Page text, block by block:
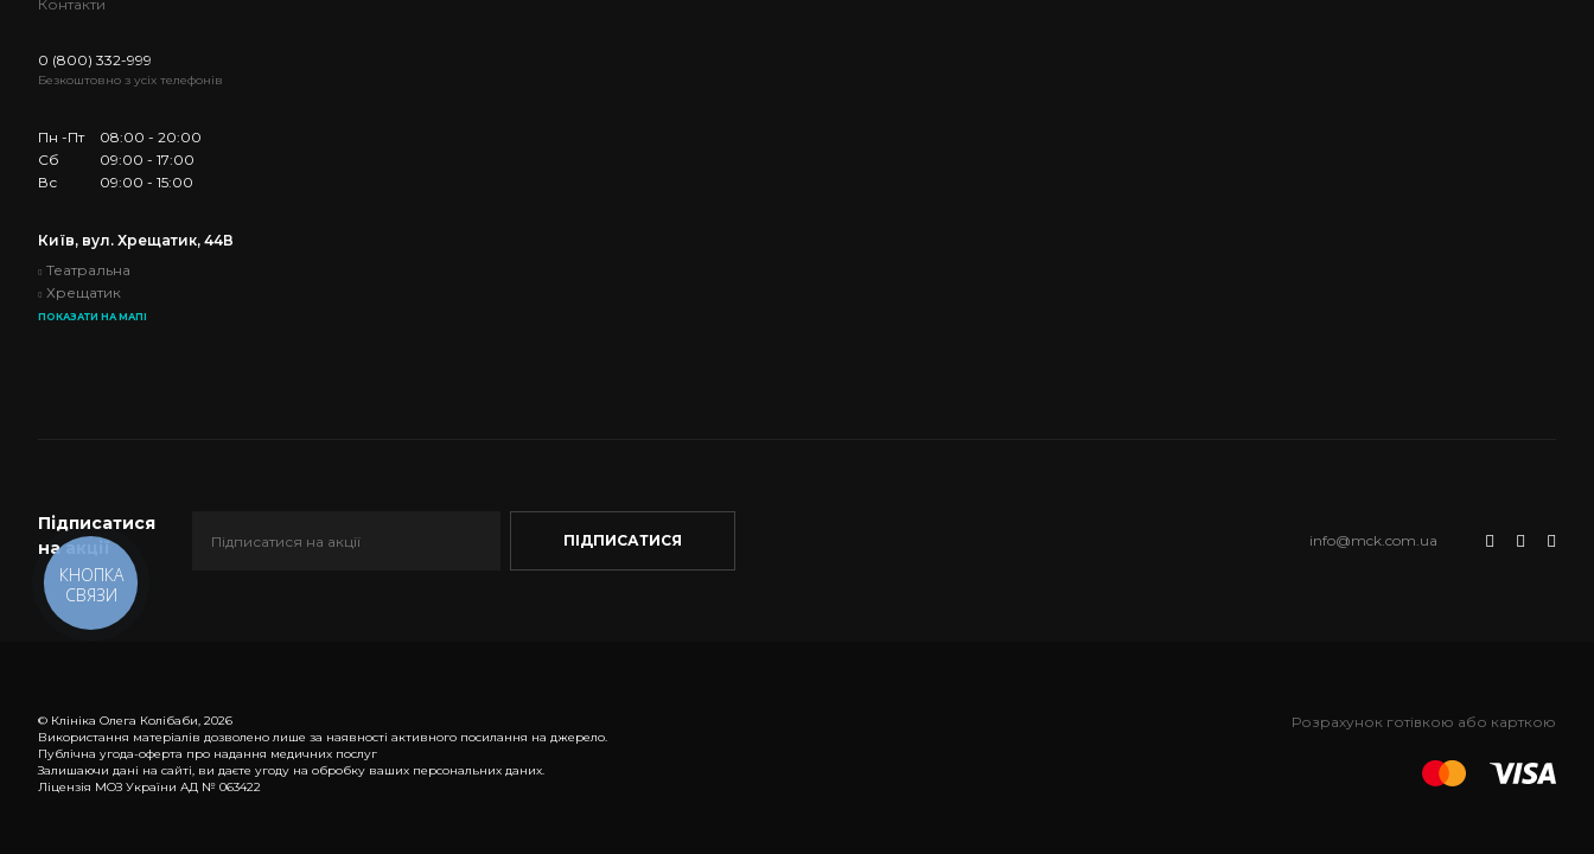
Контакти
0 (800) 332-999
Безкоштовно з усіх телефонів
Пн -Пт
08:00 - 20:00
Сб
09:00 - 17:00
Вс
09:00 - 15:00
Київ, вул. Хрещатик, 44В
Театральна
Хрещатик
ПОКАЗАТИ НА МАПІ
Підписатися
на акції
ПІДПИСАТИСЯ info@mck.com.ua
© Клініка Олега Колібаби, 2026
Використання матеріалів дозволено лише за наявності активного посилання на джерело.
Публічна угода-оферта про надання медичних послуг
Залишаючи дані на сайті, ви даєте угоду на обробку ваших персональних даних.
Ліцензія МОЗ України АД № 063422
Розрахунок готівкою або карткою
КНОПКА
СВЯЗИ